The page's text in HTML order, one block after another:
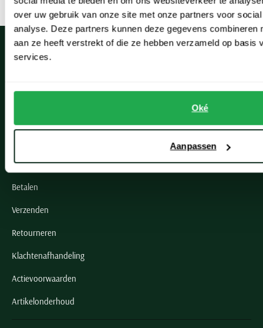
over uw gebruik van onze site met onze partners voor
analyse. Deze partners kunnen deze gegevens combineren
aan ze heeft verstrekt of die ze hebben verzameld op basis
services.
Oké
Aanpassen
Klantenservice
Bestellen
Betalen
Verzenden
Retourneren
Klachtenafhandeling
Actievoorwaarden
Artikelonderhoud